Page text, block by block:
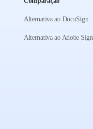
Alternativa ao DocuSign
Alternativa ao Adobe Sign